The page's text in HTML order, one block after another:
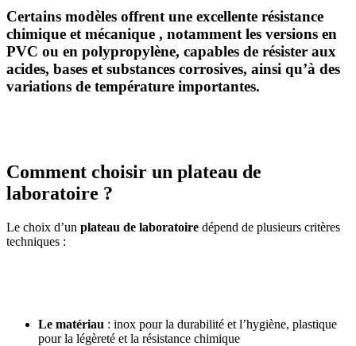
Certains modèles offrent une excellente résistance
chimique et mécanique , notamment les versions en
PVC ou en polypropylène, capables de résister aux
acides, bases et substances corrosives, ainsi qu’à des
variations de température importantes.
Comment choisir un plateau de
laboratoire ?
Le choix d’un plateau de laboratoire dépend de plusieurs critères
techniques :
Le matériau : inox pour la durabilité et l’hygiène, plastique
pour la légèreté et la résistance chimique